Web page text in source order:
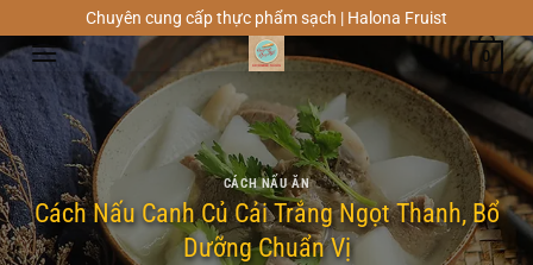
đến
nội
dung
Chuyên cung cấp thực phẩm sạch | Halona Fruist
0
CÁCH NẤU ĂN
Cách Nấu Canh Củ Cải Trắng Ngọt Thanh, Bổ
Dưỡng Chuẩn Vị